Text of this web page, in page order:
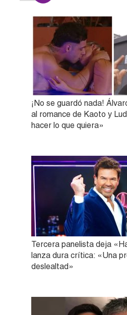
¡No se guardó nada!
al romance de Kaoto y
hacer lo que quiera»
Tercera panelista deja
lanza dura crítica: «Una
deslealtad»